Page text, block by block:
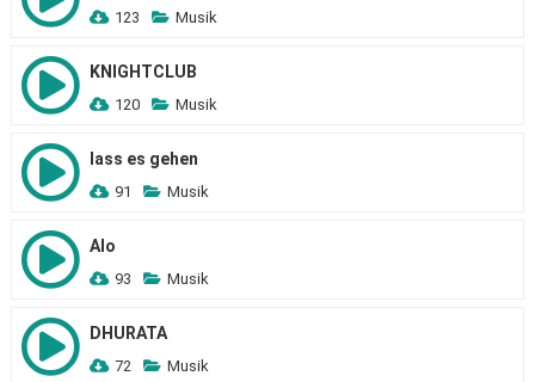
123 Musik
KNIGHTCLUB
120 Musik
lass es gehen
91 Musik
Alo
93 Musik
DHURATA
72 Musik